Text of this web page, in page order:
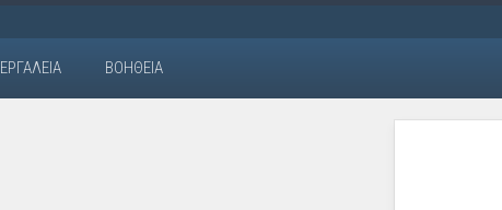
ΕΡΓΑΛΕΊΑ ΒΟΉΘΕΙΑ